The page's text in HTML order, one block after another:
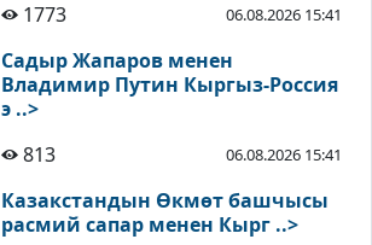
1773 06.08.2026 15:41
Садыр Жапаров менен
Владимир Путин Кыргыз-Россия
э ..>
813
06.08.2026 15:41
Казакстандын Өкмөт башчысы
расмий сапар менен Кырг ..>